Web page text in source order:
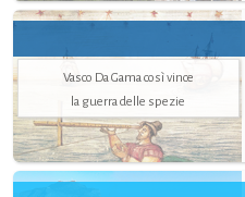
Vasco Da Gama così vince
la guerra delle spezie